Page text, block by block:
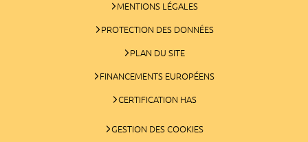
MENTIONS LÉGALES
PROTECTION DES DONNÉES
PLAN DU SITE
FINANCEMENTS EUROPÉENS
CERTIFICATION HAS
GESTION DES COOKIES